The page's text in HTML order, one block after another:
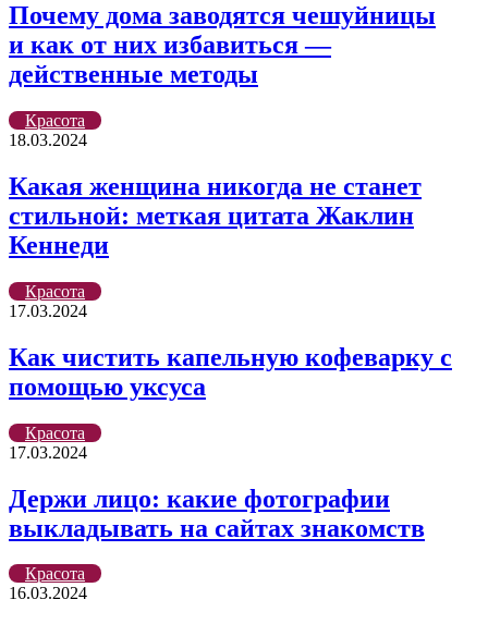
Почему дома заводятся чешуйницы
и как от них избавиться —
действенные методы
Красота
18.03.2024
Какая женщина никогда не станет
стильной: меткая цитата Жаклин
Кеннеди
Красота
17.03.2024
Как чистить капельную кофеварку с
помощью уксуса
Красота
17.03.2024
Держи лицо: какие фотографии
выкладывать на сайтах знакомств
Красота
16.03.2024